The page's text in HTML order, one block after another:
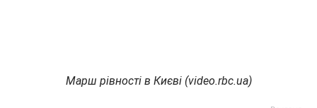
Марш рівності в Києві (video.rbc.ua)